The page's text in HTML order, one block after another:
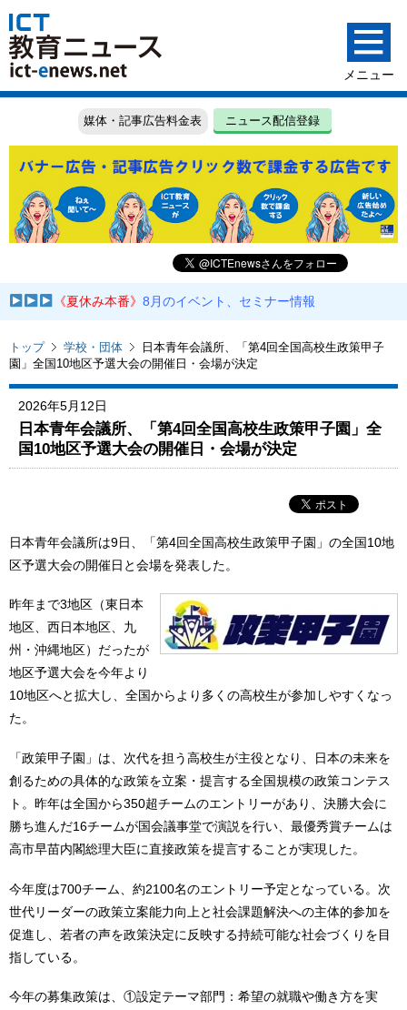
媒体・記事広告料金表 ニュース配信登録
《夏休み本番》8月のイベント、セミナー情報
トップ 学校・団体
日本青年会議所、「第4回全国高校生政策甲子
園」全国10地区予選大会の開催日・会場が決定
2026年5月12日
日本青年会議所、「第4回全国高校生政策甲子園」全
国10地区予選大会の開催日・会場が決定
日本青年会議所は9日、「第4回全国高校生政策甲子園」の全国10地
区予選大会の開催日と会場を発表した。
昨年まで3地区（東日本
地区、西日本地区、九
州・沖縄地区）だったが
地区予選大会を今年より
10地区へと拡大し、全国からより多くの高校生が参加しやすくなっ
た。
「政策甲子園」は、次代を担う高校生が主役となり、日本の未来を
創るための具体的な政策を立案・提言する全国規模の政策コンテス
ト。昨年は全国から350超チームのエントリーがあり、決勝大会に
勝ち進んだ16チームが国会議事堂で演説を行い、最優秀賞チームは
高市早苗内閣総理大臣に直接政策を提言することが実現した。
今年度は700チーム、約2100名のエントリー予定となっている。次
世代リーダーの政策立案能力向上と社会課題解決への主体的参加を
促進し、若者の声を政策決定に反映する持続可能な社会づくりを目
指している。
今年の募集政策は、①設定テーマ部門：希望の就職や働き方を実